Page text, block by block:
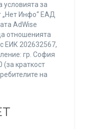
за
„Нет Инфо“ ЕАД
AdWise
отношенията
ЕИК 202632567,
гр. София
краткост
на